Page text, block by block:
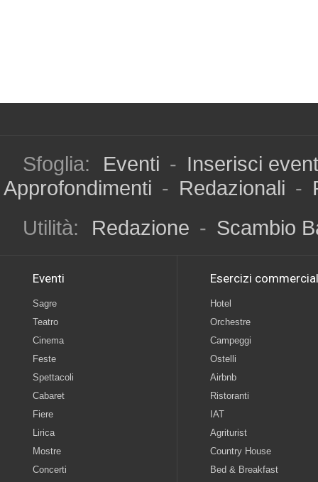
Sfoglia: Eventi - Inserisci
Approfondimenti - Redazionali -
Utilità:
Redazione - Scambio
Eventi
Sagre
Teatro
Cinema
Feste
Spettacoli
Cabaret
Fiere
Lirica
Mostre
Concerti
Esercizi
Hotel
Orchestre
Campeggi
Ostelli
Airbnb
Ristoranti
IAT
Agriturist
Country House
Bed & Breakfast